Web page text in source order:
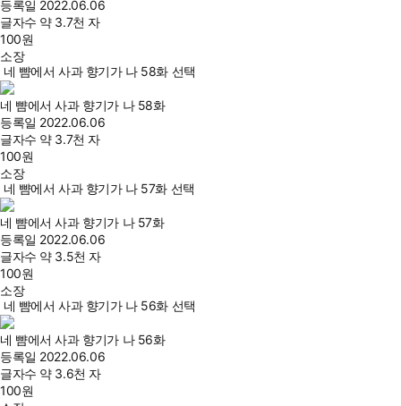
등록일 2022.06.06
글자수 약 3.7천 자
100원
소장
네 뺨에서 사과 향기가 나 58화 선택
네 뺨에서 사과 향기가 나 58화
등록일 2022.06.06
글자수 약 3.7천 자
100원
소장
네 뺨에서 사과 향기가 나 57화 선택
네 뺨에서 사과 향기가 나 57화
등록일 2022.06.06
글자수 약 3.5천 자
100원
소장
네 뺨에서 사과 향기가 나 56화 선택
네 뺨에서 사과 향기가 나 56화
등록일 2022.06.06
글자수 약 3.6천 자
100원